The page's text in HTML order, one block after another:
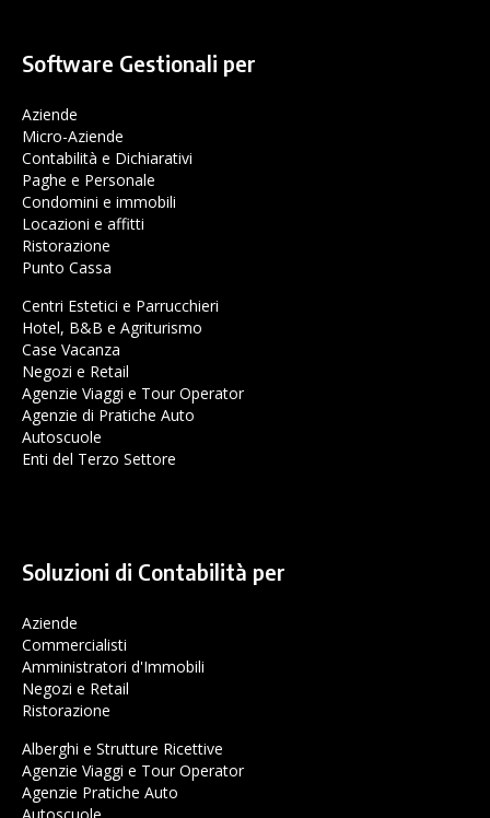
Software Gestionali per
Aziende
Micro-Aziende
Contabilità e Dichiarativi
Paghe e Personale
Condomini e immobili
Locazioni e affitti
Ristorazione
Punto Cassa
Centri Estetici e Parrucchieri
Hotel, B&B e Agriturismo
Case Vacanza
Negozi e Retail
Agenzie Viaggi e Tour Operator
Agenzie di Pratiche Auto
Autoscuole
Enti del Terzo Settore
Soluzioni di Contabilità per
Aziende
Commercialisti
Amministratori d'Immobili
Negozi e Retail
Ristorazione
Alberghi e Strutture Ricettive
Agenzie Viaggi e Tour Operator
Agenzie Pratiche Auto